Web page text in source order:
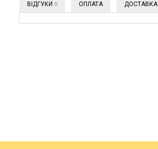
ВІДГУКИ 0 ОПЛАТА ДОСТАВКА